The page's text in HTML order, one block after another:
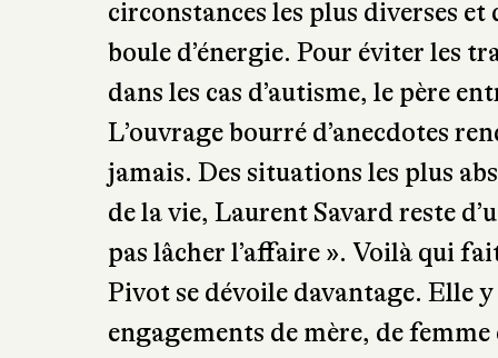
circonstances les plus diverses
boule d’énergie. Pour éviter les
dans les cas d’autisme, le père
L’ouvrage bourré d’anecdotes
jamais. Des situations les plus
de la vie, Laurent Savard reste
pas lâcher l’affaire ». Voilà qui
Pivot se dévoile davantage. Elle
engagements de mère, de femme